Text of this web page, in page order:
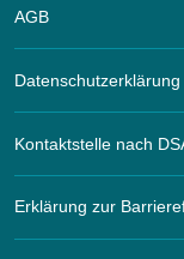
AGB
Datenschutzerklärung
Kontaktstelle nach
Erklärung zur